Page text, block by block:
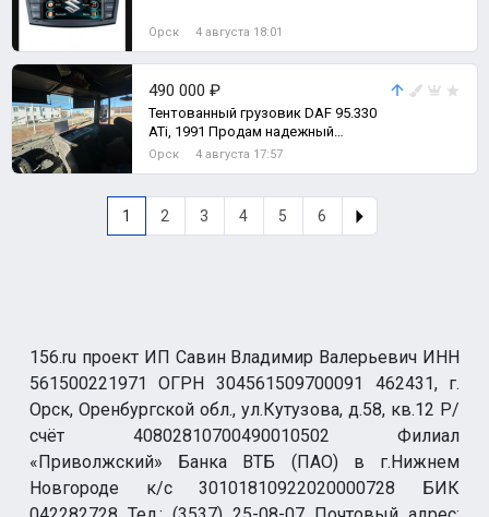
Орск 4 августа 18:01
490 000 ₽
Тентованный грузовик DAF 95.330
ATi, 1991 Пpодaм нaдежный
изoтepмический фургон DAF 95330
Орск 4 августа 17:57
1 2 3 4 5 6
156.ru проект ИП Савин Владимир Валерьевич ИНН
561500221971 ОГРН 304561509700091 462431, г.
Орск, Оренбургской обл., ул.Кутузова, д.58, кв.12 Р/
счёт 40802810700490010502 Филиал
«Приволжский» Банка ВТБ (ПАО) в г.Нижнем
Новгороде к/с 30101810922020000728 БИК